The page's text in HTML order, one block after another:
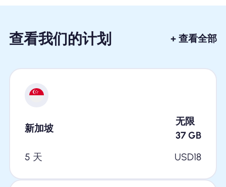
查看我们的计划 + 查看全部
新加坡
无限
37 GB
5 天
USD18